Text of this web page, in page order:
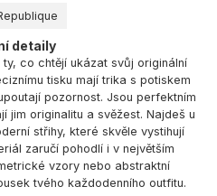
detaily
co chtějí ukázat svůj originální
tisku mají trika s potiskem
pozornost. Jsou perfektním
jim originalitu a svěžest. Najdeš u
střihy, které skvěle vystihují
zaručí pohodlí i v největším
vzory nebo abstraktní
tvého každodenního outfitu.